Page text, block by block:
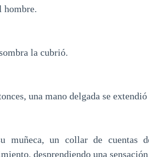
hombre.
la cubrió.
una mano delgada se
muñeca, un collar de cuentas
desprendiendo una